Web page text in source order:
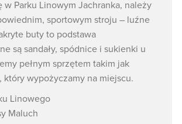
w Parku Linowym Jachranka, należy
sportowym stroju – luźne
buty to podstawa
są sandały, spódnice i sukienki u
pełnym sprzętem takim jak
który wypożyczamy na miejscu.
Linowego
Maluch